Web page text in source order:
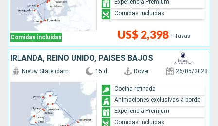
Comidas incluidas US$ 2,398 +Tasas
Experiencia Premium
Comidas incluidas
IRLANDA, REINO UNIDO, PAISES BAJOS
Nieuw Statendam 15 d Dover 26/05/2028
Cocina refinada
Animaciones exclusivas a bordo
Experiencia Premium
Comidas incluidas